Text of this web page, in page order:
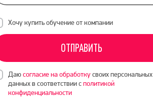
Хочу купить обучение от компании
ОТПРАВИТЬ
Даюсогласие на обработкусвоих персональных
данных в соответствии сполитикой
конфиденциальности